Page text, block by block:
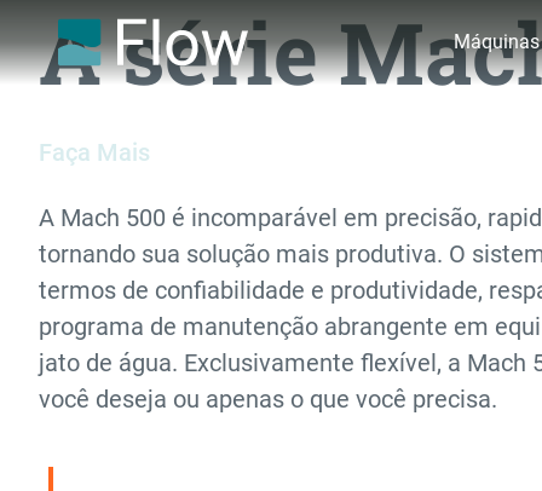
Máquinas
A série
Faça Mais
A Mach 500 é incomparável em precisão,
tornando sua solução mais produtiva. O
termos de confiabilidade e produtividade,
programa de manutenção abrangente em
jato de água. Exclusivamente flexível, a Mach
você deseja ou apenas o que você precisa.